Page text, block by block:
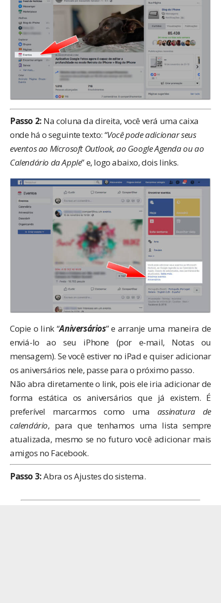
Passo 2: Na coluna da direita, você verá uma caixa
onde há o seguinte texto: “Você pode adicionar seus
eventos ao Microsoft Outlook, ao Google Agenda ou ao
Calendário da Apple” e, logo abaixo, dois links.
Copie o link “Aniversários” e arranje uma maneira de
enviá-lo ao seu iPhone (por e-mail, Notas ou
mensagem). Se você estiver no iPad e quiser adicionar
os aniversários nele, passe para o próximo passo.
Não abra diretamente o link, pois ele iria adicionar de
forma estática os aniversários que já existem. É
preferível marcarmos como uma assinatura de
calendário, para que tenhamos uma lista sempre
atualizada, mesmo se no futuro você adicionar mais
amigos no Facebook.
Passo 3:Abra os Ajustes do sistema.